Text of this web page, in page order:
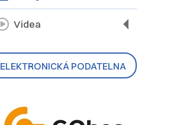
Videa
ELEKTRONICKÁ PODATELNA